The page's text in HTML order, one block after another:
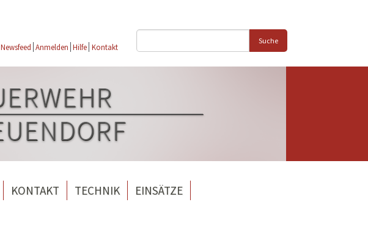
Newsfeed Anmelden Hilfe Kontakt
Suche
KONTAKT TECHNIK EINSÄTZE